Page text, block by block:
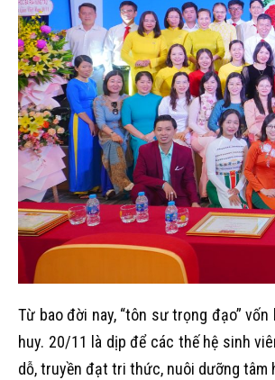
Từ bao đời nay, “tôn sư trọng đạo”
huy. 20/11 là dịp để các thế hệ sinh
dỗ, truyền đạt tri thức, nuôi dưỡng tâm